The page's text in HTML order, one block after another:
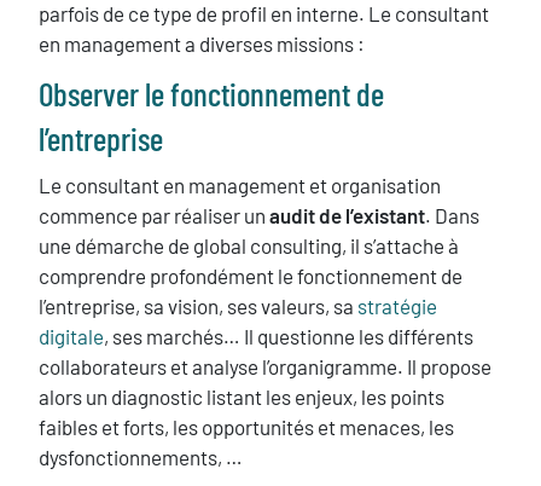
parfois de ce type de profil en interne. Le consultant
en management a diverses missions :
Observer le fonctionnement de
l’entreprise
Le consultant en management et organisation
commence par réaliser un audit de l’existant. Dans
une démarche de global consulting, il s’attache à
comprendre profondément le fonctionnement de
l’entreprise, sa vision, ses valeurs, sa stratégie
digitale, ses marchés… Il questionne les différents
collaborateurs et analyse l’organigramme. Il propose
alors un diagnostic listant les enjeux, les points
faibles et forts, les opportunités et menaces, les
dysfonctionnements, …